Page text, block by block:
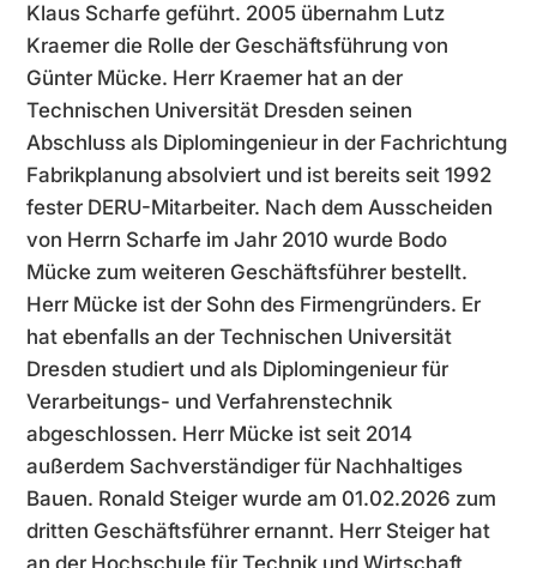
Klaus Scharfe geführt. 2005 übernahm Lutz
Kraemer die Rolle der Geschäftsführung von
Günter Mücke. Herr Kraemer hat an der
Technischen Universität Dresden seinen
Abschluss als Diplomingenieur in der Fachrichtung
Fabrikplanung absolviert und ist bereits seit 1992
fester DERU-Mitarbeiter. Nach dem Ausscheiden
von Herrn Scharfe im Jahr 2010 wurde Bodo
Mücke zum weiteren Geschäftsführer bestellt.
Herr Mücke ist der Sohn des Firmengründers. Er
hat ebenfalls an der Technischen Universität
Dresden studiert und als Diplomingenieur für
Verarbeitungs- und Verfahrenstechnik
abgeschlossen. Herr Mücke ist seit 2014
außerdem Sachverständiger für Nachhaltiges
Bauen. Ronald Steiger wurde am 01.02.2026 zum
dritten Geschäftsführer ernannt. Herr Steiger hat